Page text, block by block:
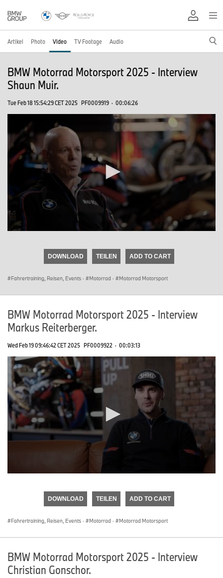
Artikel Photo Video TV Footage Audio
BMW Motorrad Motorsport 2025 - Interview
Shaun Muir.
Tue Feb 18 15:54:29 CET 2025 PF0009919 · 00:06:26
DOWNLOAD TEILEN ADD TO CART
Fahrertraining, Reisen, Events · Motorrad · Motorrad Motorsport
BMW Motorrad Motorsport 2025 - Interview
Markus Reiterberger.
Wed Feb 19 09:46:42 CET 2025 PF0009922 · 00:03:13
DOWNLOAD TEILEN ADD TO CART
Fahrertraining, Reisen, Events · Motorrad · Motorrad Motorsport
BMW Motorrad Motorsport 2025 - Interview
Christian Gonschor.